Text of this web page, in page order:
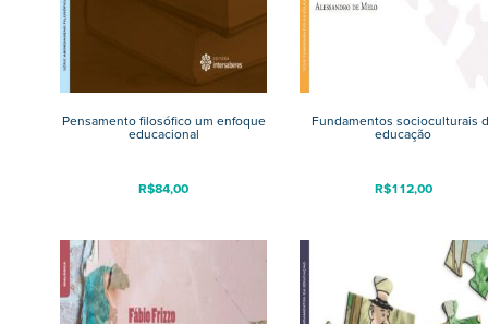
Fundamentos socioculturais
educação
R$112,00
Pensamento filosófico um enfoque
educacional
R$84,00